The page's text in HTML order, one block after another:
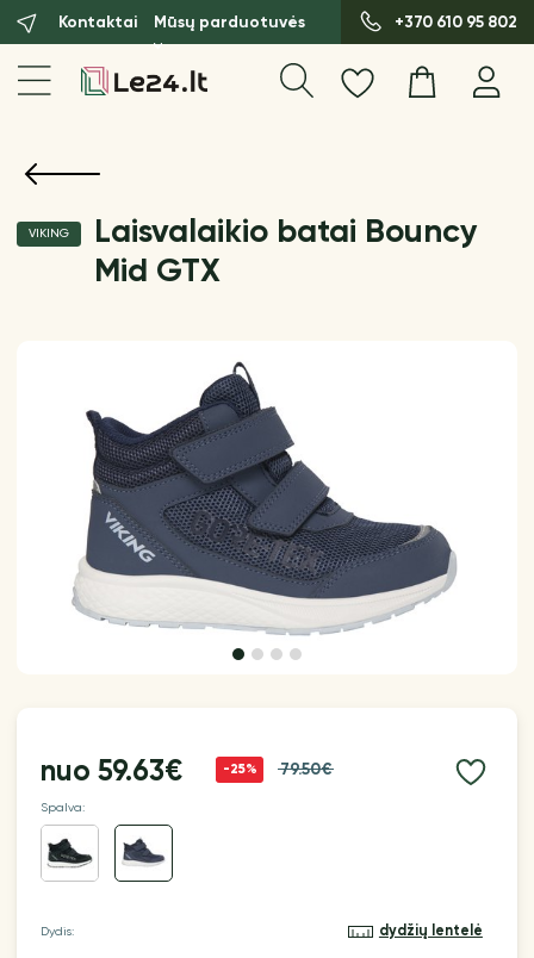
Kontaktai Mūsų parduotuvės +370 610 95 802
VIKING
Laisvalaikio batai Bouncy
Mid GTX
nuo59.63€ -25% 79.50€
Spalva:
Dydis: dydžių lentelė